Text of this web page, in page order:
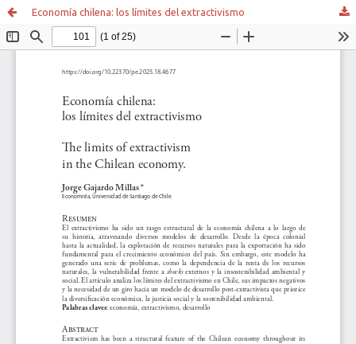
Economía chilena: los límites del extractivismo